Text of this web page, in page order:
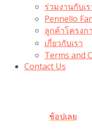
ร่วมงานกับเร
Pennello
ลูกค้าโครงก
เกี่ยวกับเรา
Terms and
Contact Us
ช้อปเลย